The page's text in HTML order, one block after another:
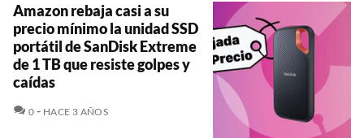
Amazon rebaja casi a su
precio mínimo la unidad SSD
portátil de SanDisk Extreme
de 1 TB que resiste golpes y
caídas
0 COMENTARIOS
HACE 3 AÑOS